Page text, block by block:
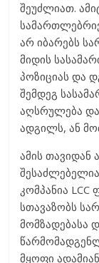
შეუძლიათ.
არ იბარებს
მიდის
პოზიციას და
შემდეგ
აღსრულება
ადგილს, ან
ამის თავიდან
კომპანია
სთავაზობს
მომზადებასა
მყოფი